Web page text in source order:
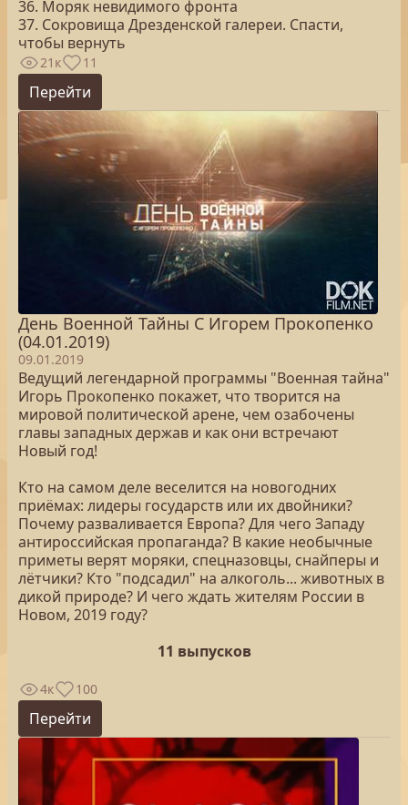
36. Моряк невидимого фронта
37. Сокровища Дрезденской галереи. Спасти,
чтобы вернуть
21к 11
Перейти
День Военной Тайны С Игорем Прокопенко
(04.01.2019)
09.01.2019
Ведущий легендарной программы "Военная тайна"
Игорь Прокопенко покажет, что творится на
мировой политической арене, чем озабочены
главы западных держав и как они встречают
Новый год!
Кто на самом деле веселится на новогодних
приёмах: лидеры государств или их двойники?
Почему разваливается Европа? Для чего Западу
антироссийская пропаганда? В какие необычные
приметы верят моряки, спецназовцы, снайперы и
лётчики? Кто "подсадил" на алкоголь... животных в
дикой природе? И чего ждать жителям России в
Новом, 2019 году?
11 выпусков
4к 100
Перейти